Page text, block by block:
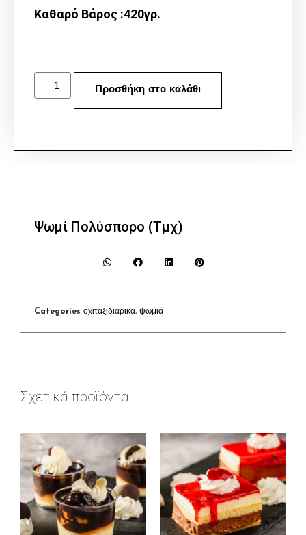
Καθαρό Βάρος :420γρ.
Προσθήκη στο καλάθι
Ψωμί Πολύσπορο (Τμχ)
Categories οχιταξιδιαρικα, ψωμιά
Σχετικά προϊόντα